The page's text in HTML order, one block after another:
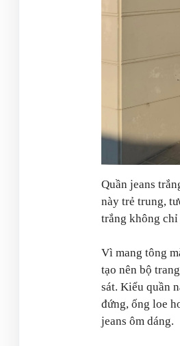
Quần jeans
này trẻ trung,
trắng không
Vì mang tông
tạo nên bộ
sát. Kiểu quần
đứng, ống loe
jeans ôm dáng.